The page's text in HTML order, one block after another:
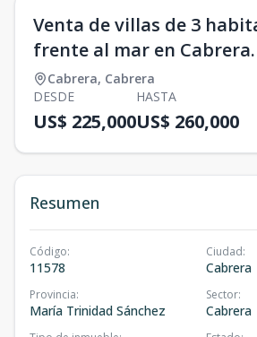
Venta de villas de 3
frente al mar en Cabrera.
Cabrera, Cabrera
DESDE
US$ 225,000
HASTA
US$ 260,000
Resumen
Código:
11578
Ciudad:
Cabrera
Provincia:
María Trinidad Sánchez
Sector:
Cabrera